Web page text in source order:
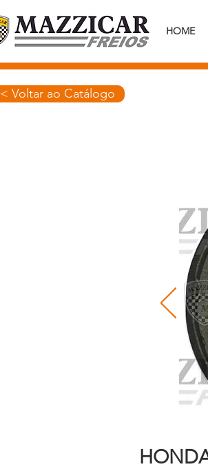
HOME
< Voltar ao Catálogo